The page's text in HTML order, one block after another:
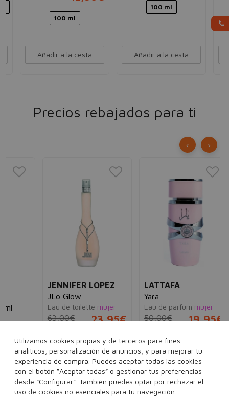
100 ml
Añadir a la cesta
100 ml
Añadir a la cesta
Precios rebajados para ti
JENNIFER LOPEZ
JLo Glow
Eau de toilette mujer
63,00€ 23,95€
30 ml 50 ml 100 ml
Añadir a la cesta
LATTAFA
Eau de parfum mujer
50,00€ 19,95€
50 ml 100 ml
Añadir a la cesta
‹ ›
Utilizamos cookies propias y de terceros para fines
analíticos, personalización de anuncios, y para mejorar tu
experiencia de compra. Puedes aceptar todas las cookies
con el botón “Aceptar todas” o gestionar tus preferencias
desde “Configurar”. También puedes optar por rechazar el
uso de cookies no esenciales para tu navegación.